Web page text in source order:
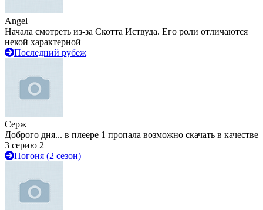
Angel
Начала смотреть из-за Скотта Иствуда. Его роли отличаются
некой характерной
Последний рубеж
Серж
Доброго дня... в плеере 1 пропала возможно скачать в качестве
3 серию 2
Погоня (2 сезон)